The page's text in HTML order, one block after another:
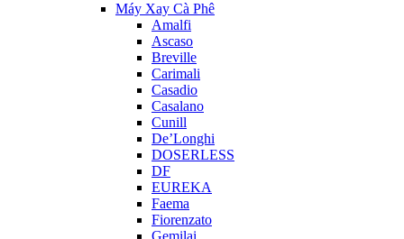
Máy Xay Cà Phê
Amalfi
Ascaso
Breville
Carimali
Casadio
Casalano
Cunill
De’Longhi
DOSERLESS
DF
EUREKA
Faema
Fiorenzato